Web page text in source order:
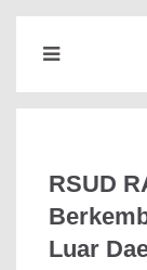
RSUD
Luar